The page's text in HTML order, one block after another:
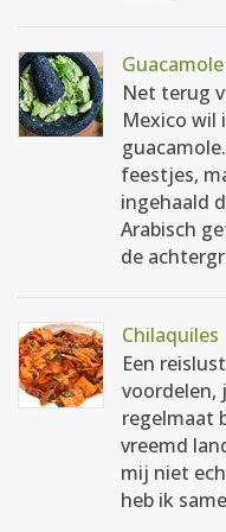
Guacamole
Net terug
Mexico wil
feestjes,
ingehaald
Arabisch
de
Chilaquiles
Een
voordelen,
regelmaat
vreemd
mij niet
heb ik